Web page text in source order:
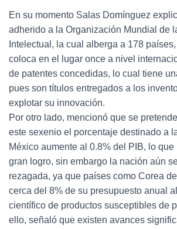
En su momento Salas Domínguez
adherido a la Organización Mundial de
Intelectual, la cual alberga a 178
coloca en el lugar once a nivel
de patentes concedidas, lo cual tiene
pues son títulos entregados a los
explotar su innovación.
Por otro lado, mencionó que se
este sexenio el porcentaje destinado a
México aumente al 0.8% del PIB, lo
gran logro, sin embargo la nación aún
rezagada, ya que países como Corea
cerca del 8% de su presupuesto anual
científico de productos susceptibles de
ello, señaló que existen avances